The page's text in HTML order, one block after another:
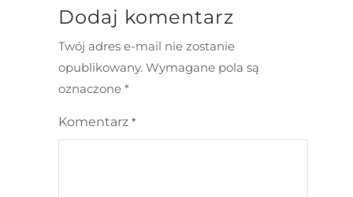
Dodaj komentarz
Twój adres e-mail nie zostanie
opublikowany. Wymagane pola są
oznaczone *
Komentarz *